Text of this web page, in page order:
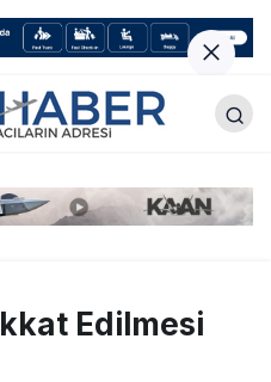
Edilmesi